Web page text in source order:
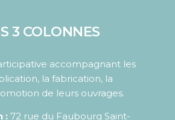
3 COLONNES
accompagnant les
la fabrication, la
de leurs ouvrages.
: 72 rue du Faubourg Saint-